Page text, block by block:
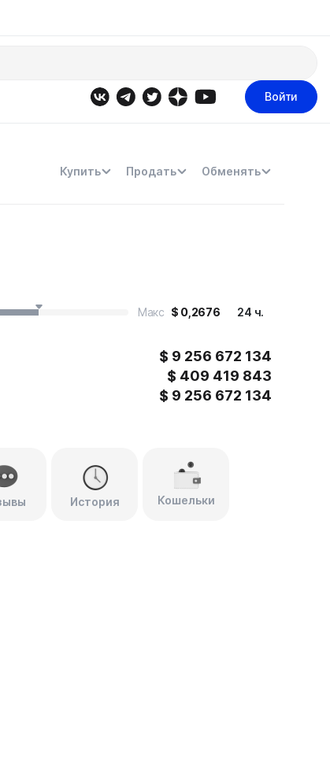
Войти
Купить Продать Обменять
Макс $ 0,2676 24 ч.
$ 9 256 672 134
$ 409 419 843
$ 9 256 672 134
История Кошельки